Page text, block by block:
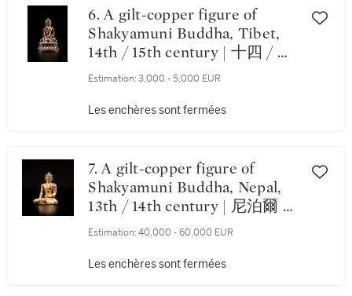
6. A gilt-copper figure of
Shakyamuni Buddha, Tibet,
14th / 15th century | 十四 / 十
五世紀 藏傳鎏金銅釋迦牟尼佛
Estimation: 3,000 - 5,000 EUR
Les enchères sont fermées
7. A gilt-copper figure of
Shakyamuni Buddha, Nepal,
13th / 14th century | 尼泊爾 十
三 / 十四世紀 鎏金銅釋迦摩尼
Estimation: 40,000 - 60,000 EUR
Les enchères sont fermées